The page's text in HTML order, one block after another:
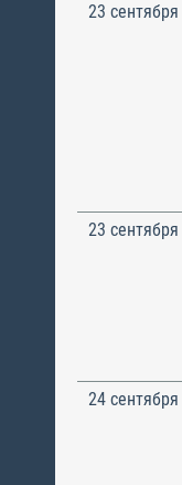
23 сентября
23 сентября
24 сентября